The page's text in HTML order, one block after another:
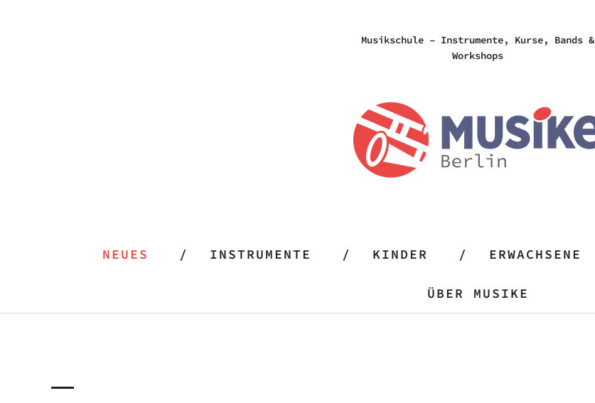
Musikschule – Instrumente, Kurse, Bands &
Workshops
NEUES INSTRUMENTE KINDER ERWACHSENE
ÜBER MUSIKE